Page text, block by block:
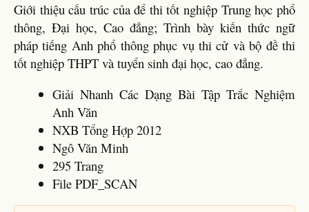
Giới thiệu cấu trúc của để thi tốt nghiệp Trung học phổ
thông, Đại học, Cao đẳng; Trình bày kiến thức ngữ
pháp tiếng Anh phổ thông phục vụ thi cử và bộ đề thi
tốt nghiệp THPT và tuyển sinh đại học, cao đẳng.
Giải Nhanh Các Dạng Bài Tập Trắc Nghiệm
Anh Văn
NXB Tổng Hợp 2012
Ngô Văn Minh
295 Trang
File PDF_SCAN